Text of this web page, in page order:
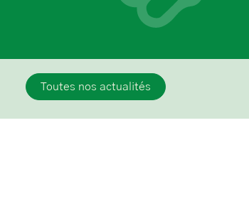
Toutes nos actualités